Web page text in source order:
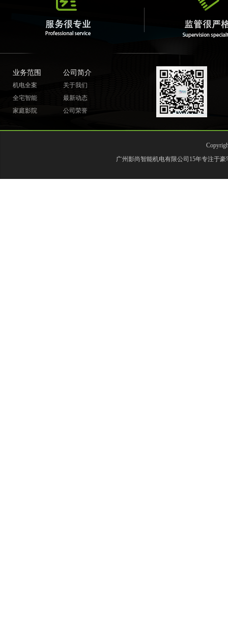
业务范围
机电全案
全宅智能
家庭影院
公司简介
关于我们
最新动态
公司荣誉
广州影尚智能机电有限公司15年专注于